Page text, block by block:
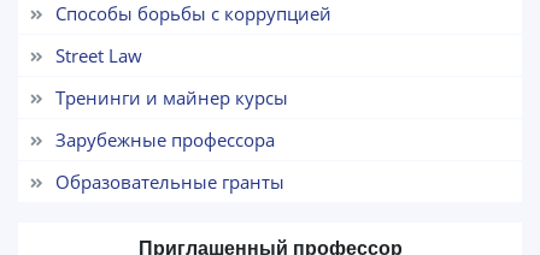
Способы борьбы с коррупцией
Street Law
Тренинги и майнер курсы
Зарубежные профессора
Образовательные гранты
Приглашенный профессор
✉️ Написать администратору